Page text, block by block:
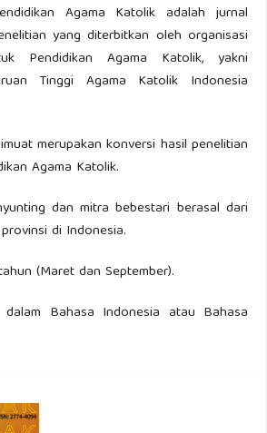
Agama Katolik adalah jurnal
yang diterbitkan oleh organisasi
Pendidikan Agama Katolik, yakni
Tinggi Agama Katolik Indonesia
merupakan konversi hasil penelitian
Agama Katolik.
dan mitra bebestari berasal dari
di Indonesia.
(Maret dan September).
Bahasa Indonesia atau Bahasa